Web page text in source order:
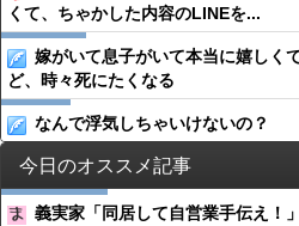
くて、ちゃかした内容のLINEを...
嫁がいて息子がいて本当に嬉しく
ど、時々死にたくなる
なんで浮気しちゃいけないの？
今日のオススメ記事
義実家「同居して自営業手伝え！